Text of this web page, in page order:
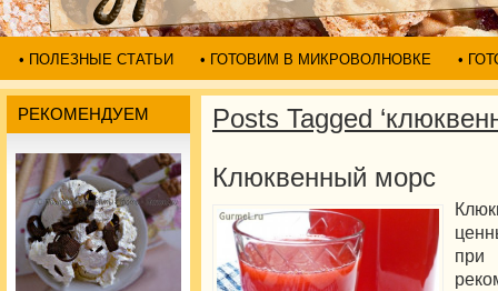
• ПОЛЕЗНЫЕ СТАТЬИ • ГОТОВИМ В МИКРОВОЛНОВКЕ •
РЕКОМЕНДУЕМ
Posts Tagged
Клюквенный морс
при